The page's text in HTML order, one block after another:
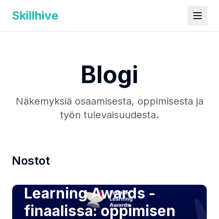
Skillhive
Blogi
Näkemyksiä osaamisesta, oppimisesta ja
työn tulevaisuudesta.
Nostot
Learning Awards -
finaalissa: oppimisen